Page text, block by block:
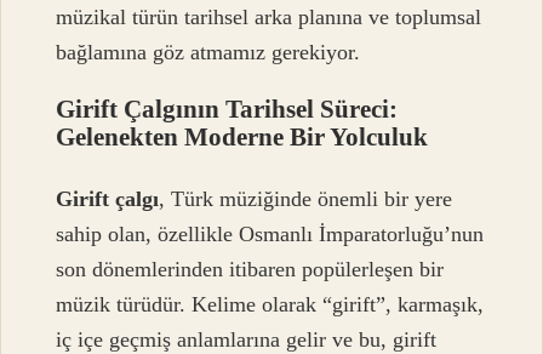
müzikal türün tarihsel arka planına ve toplumsal
bağlamına göz atmamız gerekiyor.
Girift Çalgının Tarihsel Süreci:
Gelenekten Moderne Bir Yolculuk
Girift çalgı, Türk müziğinde önemli bir yere
sahip olan, özellikle Osmanlı İmparatorluğu’nun
son dönemlerinden itibaren popülerleşen bir
müzik türüdür. Kelime olarak “girift”, karmaşık,
iç içe geçmiş anlamlarına gelir ve bu, girift